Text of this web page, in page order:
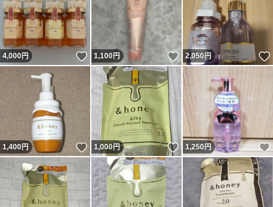
4,000円 いいね！
1,100円 いいね！
2,050円
1,400円 いいね！
1,000円 いいね！
1,250 円